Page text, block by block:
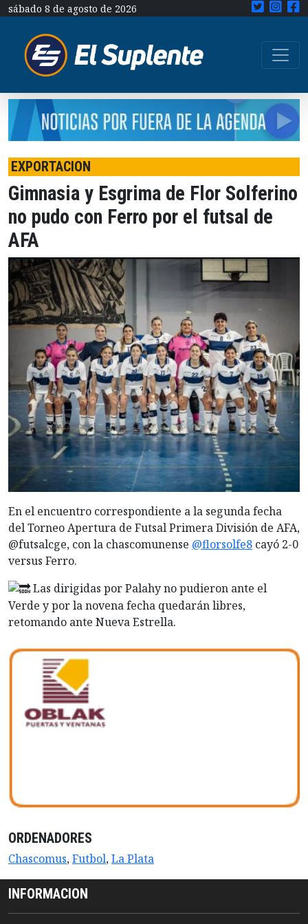
sábado 8 de agosto de 2026
EXPORTACION
Gimnasia y Esgrima de Flor Solferino
no pudo con Ferro por el futsal de
AFA
En el encuentro correspondiente a la segunda fecha
del Torneo Apertura de Futsal Primera División de AFA,
@futsalcge, con la chascomunense @florsolfe8 cayó 2-0
versus Ferro.
Las dirigidas por Palahy no pudieron ante el
Verde y por la novena fecha quedarán libres,
retomando ante Nueva Estrella.
ORDENADORES
Chascomus,Futbol,La Plata
INFORMACION